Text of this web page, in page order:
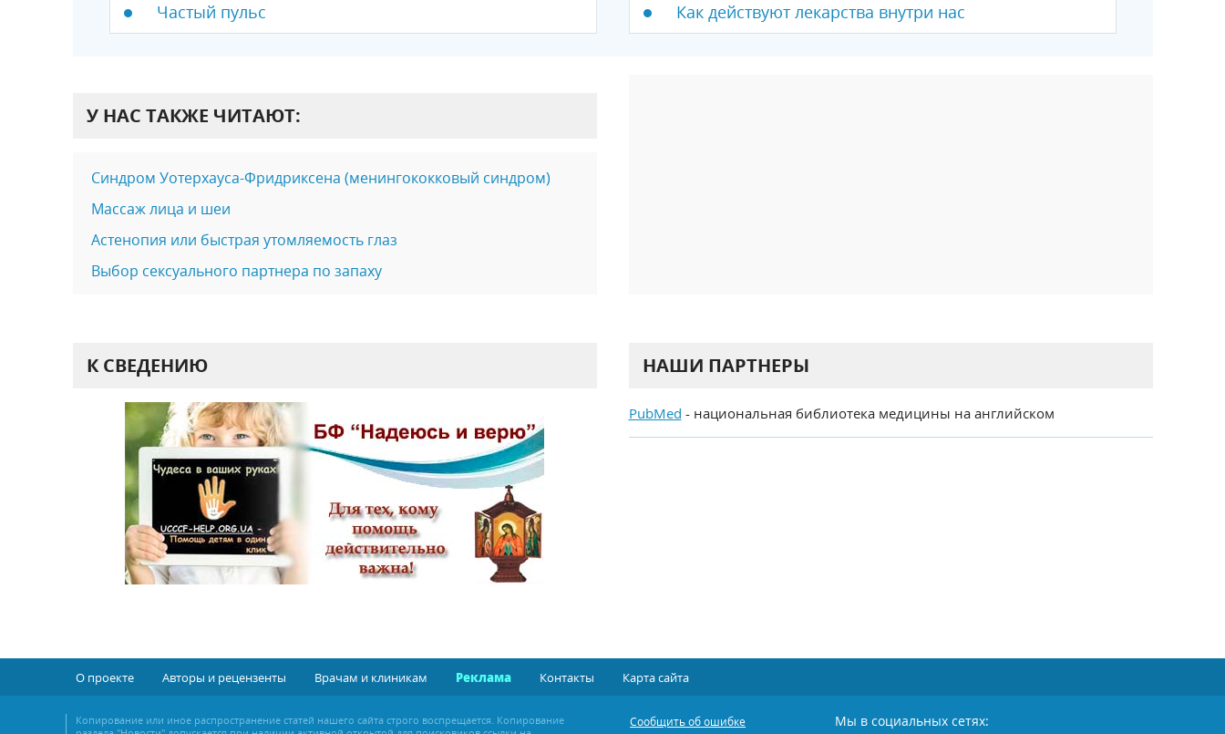
Частый пульс Как действуют лекарства внутри нас
У НАС ТАКЖЕ ЧИТАЮТ:
Синдром Уотерхауса-Фридриксена (менингококковый синдром)
Массаж лица и шеи
Астенопия или быстрая утомляемость глаз
Выбор сексуального партнера по запаху
К СВЕДЕНИЮ НАШИ ПАРТНЕРЫ
PubMed - национальная библиотека медицины на английском
О проекте Авторы и рецензенты Врачам и клиникам Реклама Контакты Карта сайта
Копирование или иное распространение статей нашего сайта строго воспрещается. Копирование
Сообщить об ошибке Мы в социальных сетях: